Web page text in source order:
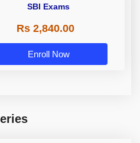
SBI Exams
Rs 2,840.00
Enroll Now